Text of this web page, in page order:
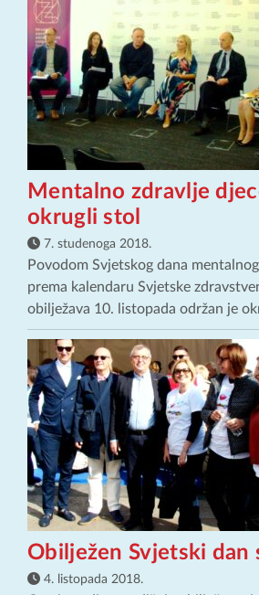
Mentalno zdravlje
okrugli stol
7. studenoga 2018.
Povodom Svjetskog dana
prema kalendaru Svjetske
obilježava 10. listopada održan je
Obilježen Svjetski dan
4. listopada 2018.